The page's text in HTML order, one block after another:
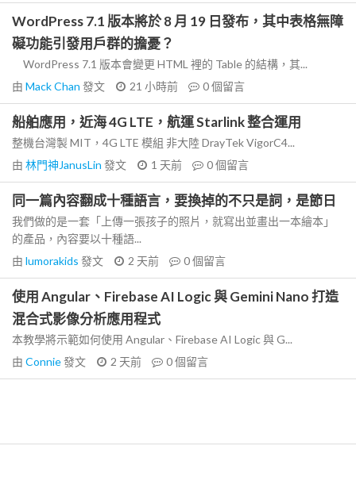
WordPress 7.1 版本將於 8 月 19 日發布，其中表格無障
礙功能引發用戶群的擔憂？
WordPress 7.1 版本會變更 HTML 裡的 Table 的結構，其...
由 Mack Chan 發文 21 小時前 0個留言
船舶應用，近海 4G LTE，航運 Starlink 整合運用
整機台灣製 MIT，4G LTE 模組 非大陸 DrayTek VigorC4...
由 林門神JanusLin 發文 1 天前 0個留言
同一篇內容翻成十種語言，要換掉的不只是詞，是節日
我們做的是一套「上傳一張孩子的照片，就寫出並畫出一本繪本」
的產品，內容要以十種語...
由 lumorakids 發文 2 天前 0個留言
使用 Angular、Firebase AI Logic 與 Gemini Nano 打造
混合式影像分析應用程式
本教學將示範如何使用 Angular、Firebase AI Logic 與 G...
由 Connie發文 2 天前 0個留言